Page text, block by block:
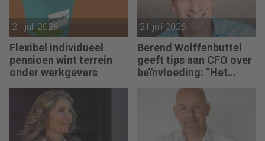
21 juli 2026
Flexibel individueel
pensioen wint terrein
onder werkgevers
21 juli 2026
Berend Wolffenbuttel
geeft tips aan CFO over
beïnvloeding: “Het
je niet aansluit.”